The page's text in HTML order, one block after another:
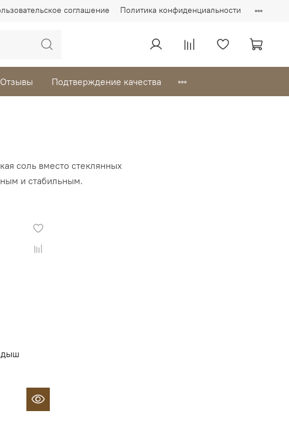
соглашение Политика конфиденциальности
Отзывы Подтверждение качества
соль вместо стеклянных
и стабильным.